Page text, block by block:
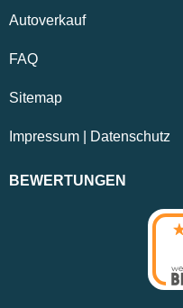
Autoverkauf
FAQ
Sitemap
Impressum Datenschutz
BEWERTUNGEN